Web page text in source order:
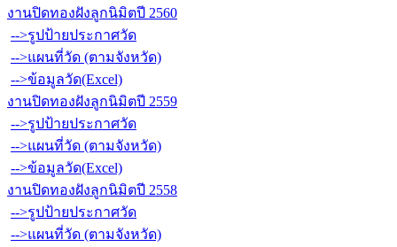
งานปิดทองฝังลูกนิมิตปี 2560
-->รูปป้ายประกาศวัด
-->แผนที่วัด (ตามจังหวัด)
-->ข้อมูลวัด(Excel)
งานปิดทองฝังลูกนิมิตปี 2559
-->รูปป้ายประกาศวัด
-->แผนที่วัด (ตามจังหวัด)
-->ข้อมูลวัด(Excel)
งานปิดทองฝังลูกนิมิตปี 2558
-->รูปป้ายประกาศวัด
-->แผนที่วัด (ตามจังหวัด)